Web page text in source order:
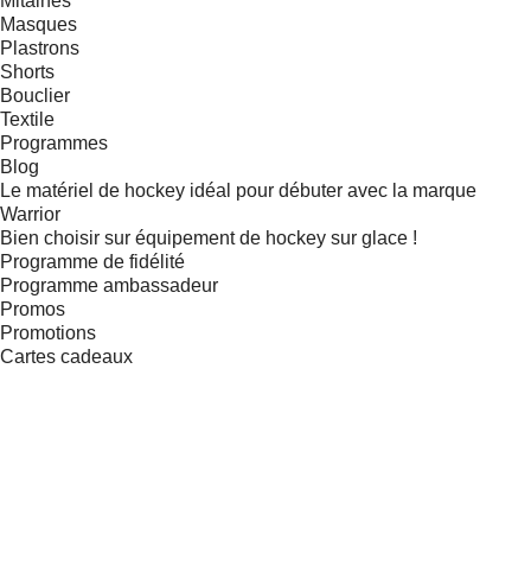
Masques
Plastrons
Shorts
Bouclier
Textile
Programmes
Blog
Le matériel de hockey idéal pour débuter avec la marque
Warrior
Bien choisir sur équipement de hockey sur glace !
Programme de fidélité
Programme ambassadeur
Promos
Promotions
Cartes cadeaux